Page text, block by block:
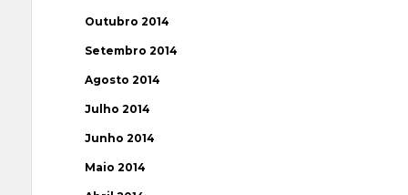
Outubro 2014
Setembro 2014
Agosto 2014
Julho 2014
Junho 2014
Maio 2014